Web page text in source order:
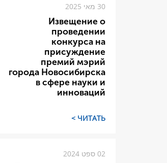
30 מאי 2025
Извещение о
проведении
конкурса на
присуждение
премий мэрий
города Новосибирска
в сфере науки и
инноваций
ЧИТАТЬ >
02 ספט 2024